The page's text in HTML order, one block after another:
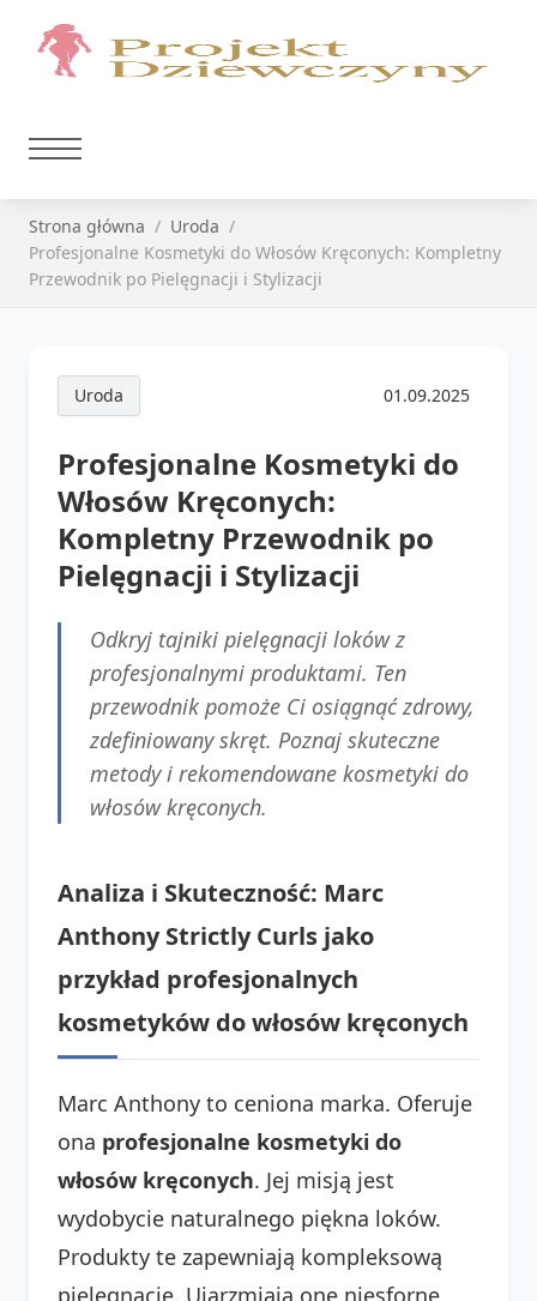
Strona główna
Uroda
Profesjonalne Kosmetyki do Włosów Kręconych: Kompletny
Przewodnik po Pielęgnacji i Stylizacji
Uroda 01.09.2025
Profesjonalne Kosmetyki do
Włosów Kręconych:
Kompletny Przewodnik po
Pielęgnacji i Stylizacji
Odkryj tajniki pielęgnacji loków z
profesjonalnymi produktami. Ten
przewodnik pomoże Ci osiągnąć zdrowy,
zdefiniowany skręt. Poznaj skuteczne
metody i rekomendowane kosmetyki do
włosów kręconych.
Analiza i Skuteczność: Marc
Anthony Strictly Curls jako
przykład profesjonalnych
kosmetyków do włosów kręconych
Marc Anthony to ceniona marka. Oferuje
ona profesjonalne kosmetyki do
włosów kręconych. Jej misją jest
wydobycie naturalnego piękna loków.
Produkty te zapewniają kompleksową
pielęgnację. Ujarzmiają one niesforne